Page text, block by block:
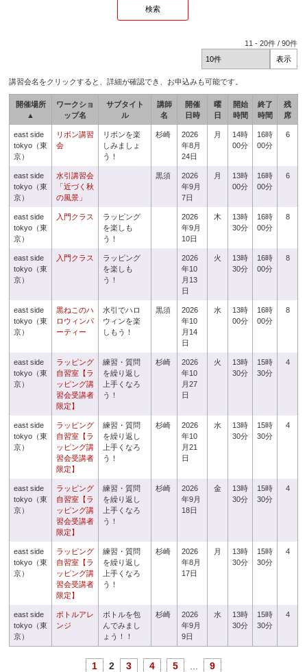
11 -20件 /90件
講習会名をクリックすると、詳細が確認でき、お申込みも可能です。
開催場所
▲
ワークショ
ップ名
サブタイト
ル
講師
名
開催
日時
曜
日
開始
時間
終了
時間
残
席
east side
tokyo（東
京）
リボン講習
会
リボンを楽
しみましょ
う！
杉崎
2026
年8月
24日
月
14時
00分
16時
00分
6
east side
tokyo（東
京）
水引講習会
「近づく秋
の風景」
黒須
2026
年9月
7日
月
13時
00分
16時
00分
6
east side
tokyo（東
京）
入門クラス
ラッピング
を楽しも
う！
2026
年9月
10日
木
13時
30分
16時
00分
8
east side
tokyo（東
京）
入門クラス
ラッピング
を楽しも
う！
2026
年10
月13
日
火
13時
30分
16時
00分
8
east side
tokyo（東
京）
黒ねこのハ
ロウィンパ
ーティー
水引でハロ
ウィンを楽
しもう！
黒須
2026
年10
月14
日
水
13時
00分
16時
00分
8
east side
tokyo（東
京）
ラッピング
自習室【ラ
ッピング講
習会受講者
限定】
練習・質問
を繰り返し
上手くなろ
う！
杉崎
2026
年10
月27
日
火
13時
30分
15時
30分
4
east side
tokyo（東
京）
ラッピング
自習室【ラ
ッピング講
習会受講者
限定】
練習・質問
を繰り返し
上手くなろ
う！
杉崎
2026
年10
月21
日
水
13時
30分
15時
30分
4
east side
tokyo（東
京）
ラッピング
自習室【ラ
ッピング講
習会受講者
限定】
練習・質問
を繰り返し
上手くなろ
う！
杉崎
2026
年9月
18日
金
13時
30分
15時
30分
4
east side
tokyo（東
京）
ラッピング
自習室【ラ
ッピング講
習会受講者
限定】
練習・質問
を繰り返し
上手くなろ
う！
杉崎
2026
年8月
17日
月
13時
30分
15時
30分
4
east side
tokyo（東
京）
ボトルアレ
ンジ
ボトルを包
んでみまし
ょう！！
杉崎
2026
年9月
9日
水
13時
30分
15時
30分
4
1 2 3 4 5 9